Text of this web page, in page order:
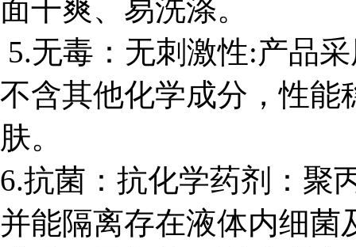
面干爽、易洗涤。
5.无毒：无刺激性:产品
不含其他化学成分，性能
肤。
6.抗菌：抗化学药剂：聚
并能隔离存在液体内细